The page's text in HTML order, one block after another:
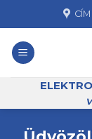
to
content
CÍM